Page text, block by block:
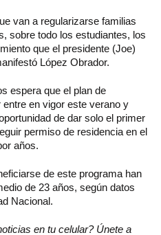
van a regularizarse familias
sobre todo los estudiantes, los
que el presidente (Joe)
López Obrador.
espera que el plan de
en vigor este verano y
de dar solo el primer
permiso de residencia en el
años.
de este programa han
de 23 años, según datos
Nacional.
en tu celular? Únete a